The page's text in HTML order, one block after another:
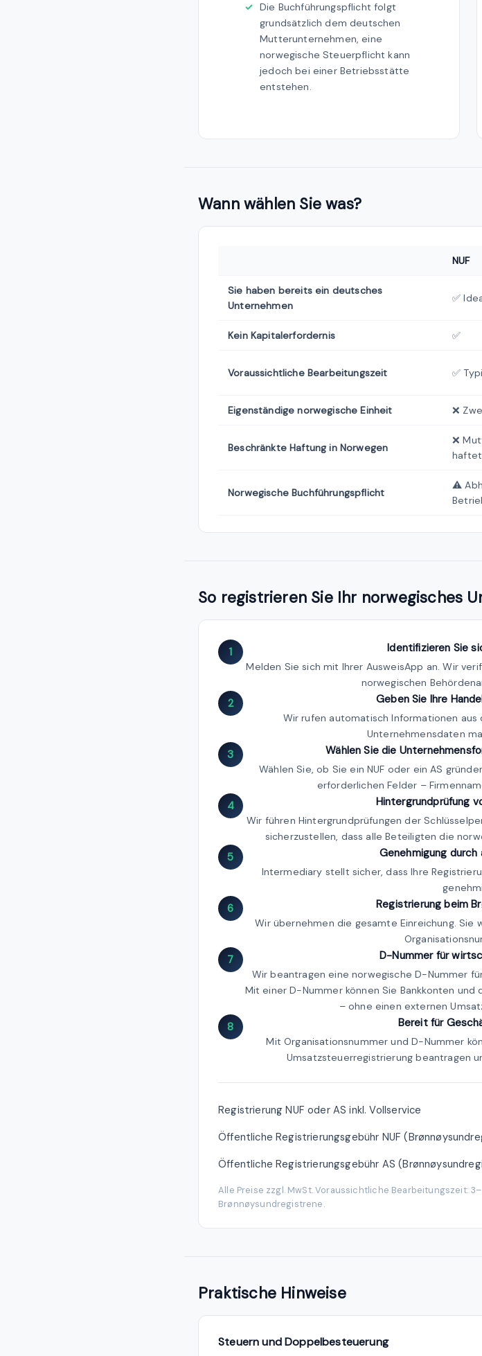
Die Buchführungspflicht folgt
grundsätzlich dem deutschen
Mutterunternehmen, eine
norwegische Steuerpflicht kann
jedoch bei einer Betriebsstätte
entstehen.
Wann wählen Sie was?
NUF
Sie haben bereits ein deutsches
Unternehmen
✅
Kein Kapitalerfordernis ✅
Voraussichtliche Bearbeitungszeit ✅
Eigenständige norwegische Einheit ❌
Beschränkte Haftung in Norwegen
❌
haftet
Norwegische Buchführungspflicht
⚠️
So registrieren Sie Ihr norwegisches
1 Identifizieren Sie
Melden Sie sich mit Ihrer AusweisApp an. Wir
norwegischen
2 Geben Sie Ihre
Wir rufen automatisch Informationen aus
Unternehmensdaten
3 Wählen Sie die
Wählen Sie, ob Sie ein NUF oder ein AS
erforderlichen Felder –
4 Hintergrundprüfung
Wir führen Hintergrundprüfungen der
sicherzustellen, dass alle Beteiligten die
5 Genehmigung
Intermediary stellt sicher, dass Ihre
6 Registrierung beim
Wir übernehmen die gesamte Einreichung.
7 D-Nummer für
Wir beantragen eine norwegische D-Nummer
Mit einer D-Nummer können Sie Bankkonten
– ohne einen externen
8 Bereit für
Mit Organisationsnummer und D-Nummer
Umsatzsteuerregistrierung beantragen
Registrierung NUF oder AS inkl. Vollservice
Öffentliche Registrierungsgebühr NUF
Öffentliche Registrierungsgebühr AS
Alle Preise zzgl. MwSt. Voraussichtliche Bearbeitungszeit:
Brønnøysundregistrene.
Praktische Hinweise
Steuern und Doppelbesteuerung